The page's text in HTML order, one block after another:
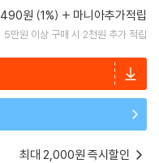
490원 (1%) 마니아추가적립
5만원 이상 구매 시 2천원 추가 적립
최대 2,000원 즉시할인